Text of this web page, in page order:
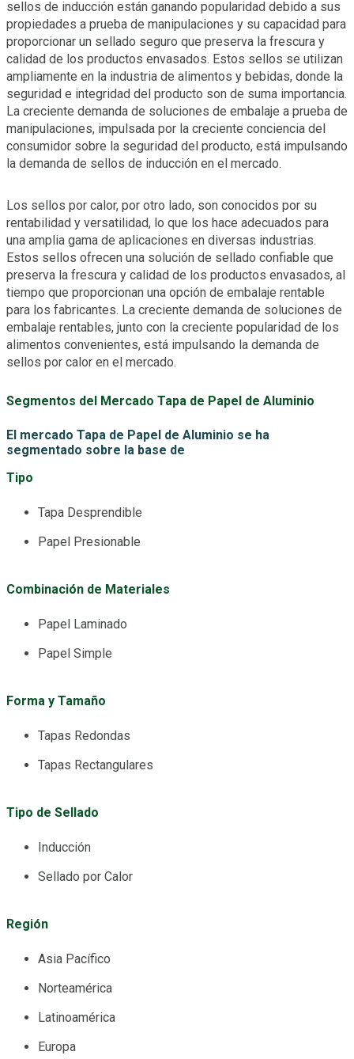
sellos de inducción están ganando popularidad debido a sus
propiedades a prueba de manipulaciones y su capacidad para
proporcionar un sellado seguro que preserva la frescura y
calidad de los productos envasados. Estos sellos se utilizan
ampliamente en la industria de alimentos y bebidas, donde la
seguridad e integridad del producto son de suma importancia.
La creciente demanda de soluciones de embalaje a prueba de
manipulaciones, impulsada por la creciente conciencia del
consumidor sobre la seguridad del producto, está impulsando
la demanda de sellos de inducción en el mercado.
Los sellos por calor, por otro lado, son conocidos por su
rentabilidad y versatilidad, lo que los hace adecuados para
una amplia gama de aplicaciones en diversas industrias.
Estos sellos ofrecen una solución de sellado confiable que
preserva la frescura y calidad de los productos envasados, al
tiempo que proporcionan una opción de embalaje rentable
para los fabricantes. La creciente demanda de soluciones de
embalaje rentables, junto con la creciente popularidad de los
alimentos convenientes, está impulsando la demanda de
sellos por calor en el mercado.
Segmentos del Mercado Tapa de Papel de Aluminio
El mercado Tapa de Papel de Aluminio se ha
segmentado sobre la base de
Tipo
Tapa Desprendible
Papel Presionable
Combinación de Materiales
Papel Laminado
Papel Simple
Forma y Tamaño
Tapas Redondas
Tapas Rectangulares
Tipo de Sellado
Inducción
Sellado por Calor
Región
Asia Pacífico
Norteamérica
Latinoamérica
Europa